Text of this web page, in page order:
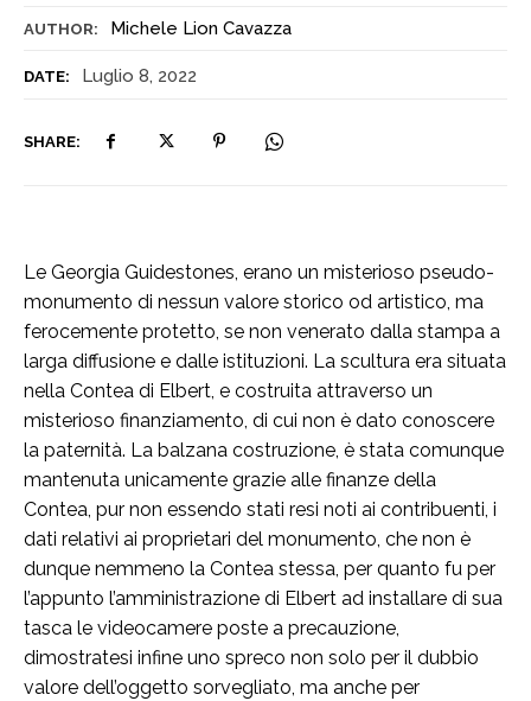
AUTHOR: Michele Lion Cavazza
DATE: Luglio 8, 2022
SHARE:
Le Georgia Guidestones, erano un misterioso pseudo-
monumento di nessun valore storico od artistico, ma
ferocemente protetto, se non venerato dalla stampa a
larga diffusione e dalle istituzioni. La scultura era situata
nella Contea di Elbert, e costruita attraverso un
misterioso finanziamento, di cui non è dato conoscere
la paternità. La balzana costruzione, è stata comunque
mantenuta unicamente grazie alle finanze della
Contea, pur non essendo stati resi noti ai contribuenti, i
dati relativi ai proprietari del monumento, che non è
dunque nemmeno la Contea stessa, per quanto fu per
l’appunto l’amministrazione di Elbert ad installare di sua
tasca le videocamere poste a precauzione,
dimostratesi infine uno spreco non solo per il dubbio
valore dell’oggetto sorvegliato, ma anche per